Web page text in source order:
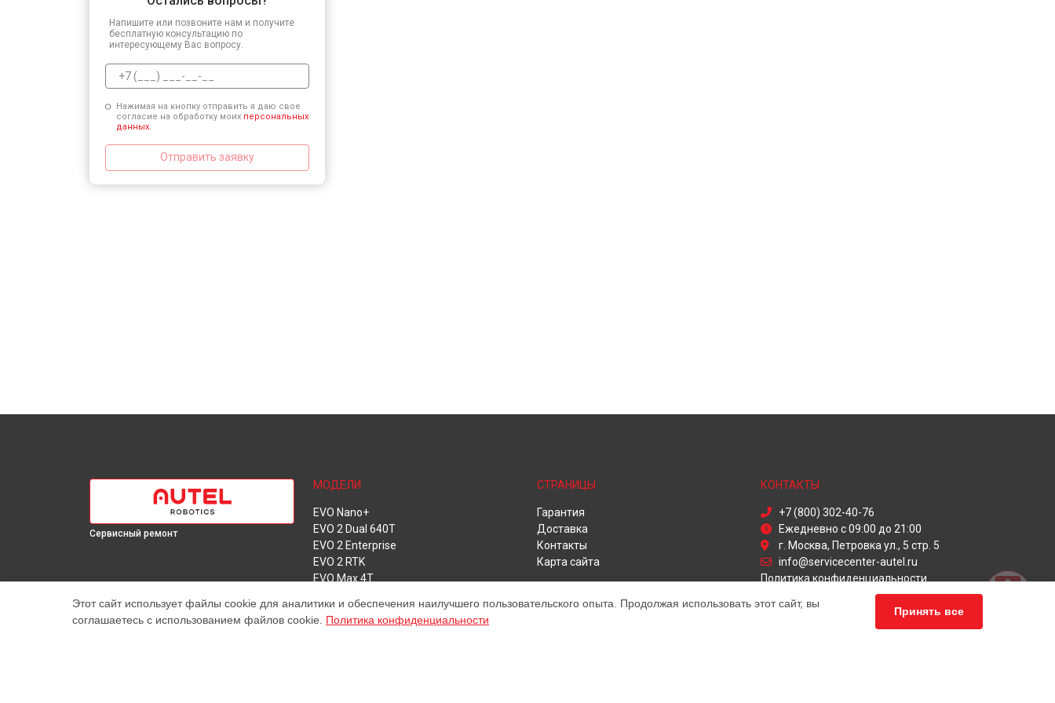
Напишите или позвоните нам и получите
бесплатную консультацию по
интересующему Вас вопросу.
Нажимая на кнопку отправить я даю свое
согласие на обработку моих персональных
данных.
Отправить заявку
Сервисный ремонт
МОДЕЛИ
EVO Nano+
EVO 2 Dual 640T
EVO 2 Enterprise
EVO 2 RTK
EVO Max 4T
СТРАНИЦЫ
Гарантия
Доставка
Контакты
Карта сайта
КОНТАКТЫ
+7 (800) 302-40-76
Ежедневно с 09:00 до 21:00
г. Москва, Петровка ул., 5 стр. 5
info@servicecenter-autel.ru
Политика конфиденциальности
Способы оплаты
Этот сайт использует файлы cookie для аналитики и обеспечения наилучшего пользовательского опыта. Продолжая использовать этот сайт, вы
соглашаетесь с использованием файлов cookie. Политика конфиденциальности
Принять все